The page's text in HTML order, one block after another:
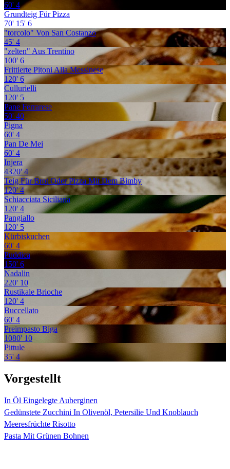
60' 4
Grundteig Für Pizza
70' 15' 6
"torcolo" Von San Costanzo
45' 4
"zelten" Aus Trentino
100' 6
Frittierte Pitoni Alla Messinese
120' 6
Cullurielli
120' 5
Pane Ferrarese
50' 40
Pigna
60' 4
Pan De Mei
60' 4
Injera
4320'4
Teig Für Brot Oder Pizza Mit Dem Bimby
120'4
Schiacciata Siciliana
120' 4
Pangiallo
120' 5
Kürbiskuchen
60' 4
Puddica
150' 6
Nadalin
220' 10
Rustikale Brioche
120' 4
Buccellato
60' 4
Preimpasto Biga
1080' 10
Pittule
35'4
Vorgestellt
In Öl Eingelegte Auberginen
Gedünstete Zucchini In Olivenöl, Petersilie Und Knoblauch
Meeresfrüchte Risotto
Pasta Mit Grünen Bohnen